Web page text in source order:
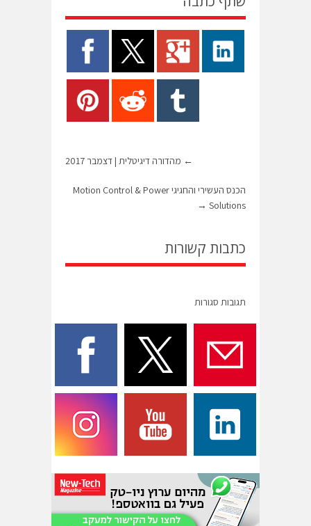
← מהדורה דיגיטלית | דצמבר 2017
הכנס העשירי והחגיגי Motion Control & Power
Solutions
→
כתבות קשורות
תגובות סגורות